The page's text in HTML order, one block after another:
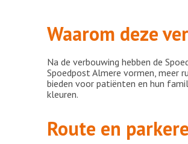
Waarom deze
Na de verbouwing hebben de
Spoedpost Almere vormen, meer
bieden voor patiënten en hun
kleuren.
Route en